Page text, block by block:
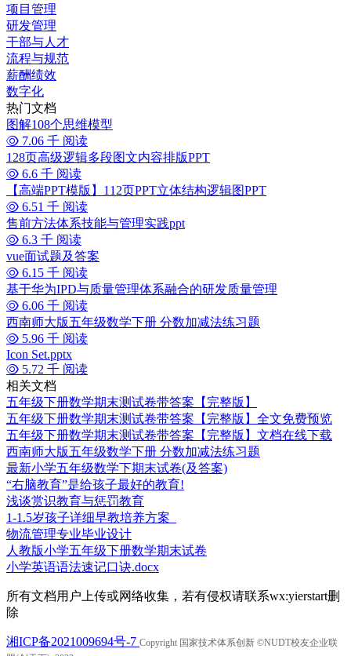
项目管理
研发管理
干部与人才
流程与规范
薪酬绩效
数字化
热门文档
图解108个思维模型
7.06 千 阅读
128页高级逻辑多段图文内容排版PPT
6.6 千 阅读
【高端PPT模版】112页PPT立体结构逻辑图PPT
6.51 千 阅读
售前方法体系技能与管理实践ppt
6.3 千 阅读
vue面试题及答案
6.15 千 阅读
基于华为IPD与质量管理体系融合的研发质量管理
6.06 千 阅读
西南师大版五年级数学下册 分数加减法练习题
5.96 千 阅读
Icon Set.pptx
5.72 千 阅读
相关文档
五年级下册数学期末测试卷带答案【完整版】
五年级下册数学期末测试卷带答案【完整版】全文免费预览
五年级下册数学期末测试卷带答案【完整版】文档在线下载
西南师大版五年级数学下册 分数加减法练习题
最新小学五年级数学下期末试卷(及答案)
“右脑教育”是给孩子最好的教育!
浅谈赏识教育与惩罚教育
1-1.5岁孩子详细早教培养方案
物流管理专业毕业设计
人教版小学五年级下册数学期末试卷
小学英语语法速记口诀.docx
所有文档用户上传或网络收集，若有侵权请联系wx:yierstart删
除
湘ICP备2021009694号-7 Copyright 国家技术体系创新 ©NUDT校友企业联